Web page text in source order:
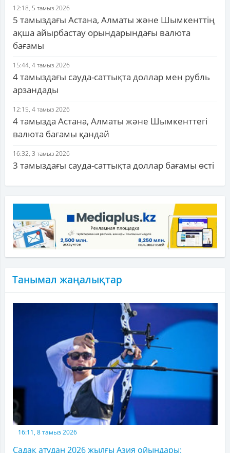
12:18, 5 тамыз 2026
5 тамыздағы Астана, Алматы және Шымкенттің
ақша айырбастау орындарындағы валюта
бағамы
15:44, 4 тамыз 2026
4 тамыздағы сауда-саттықта доллар мен рубль
арзандады
12:15, 4 тамыз 2026
4 тамызда Астана, Алматы және Шымкенттегі
валюта бағамы қандай
16:32, 3 тамыз 2026
3 тамыздағы сауда-саттықта доллар бағамы өсті
Танымал жаңалықтар
16:11, 8 тамыз 2026
Садақ атудан 2026 жылғы Азия ойындары: